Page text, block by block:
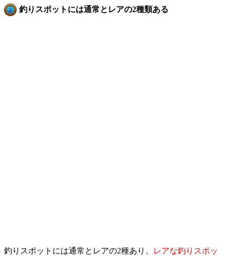
釣りスポットには通常とレアの2種類ある
釣りスポットには通常とレアの2種あり、
レアな釣りスポッ